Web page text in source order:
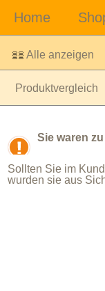
Alle anzeigen
Produktvergleich
Sie waren
Sollten Sie im
wurden sie aus